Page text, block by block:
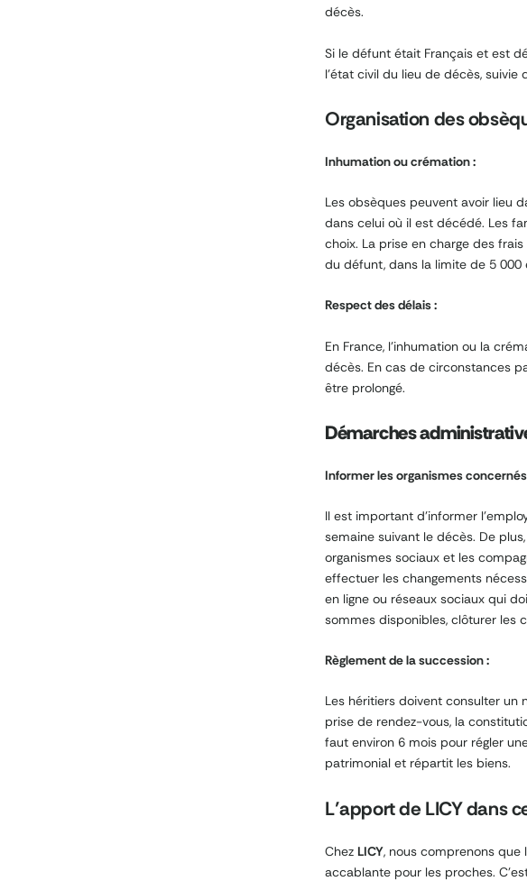
décès.
Si le défunt était Français et est
l’état civil du lieu de décès, suivie
Organisation des
Inhumation ou crémation :
Les obsèques peuvent avoir lieu
dans celui où il est décédé. Les
choix. La prise en charge des
du défunt, dans la limite de 5 000
Respect des délais :
En France, l’inhumation ou la
décès. En cas de circonstances
être prolongé.
Démarches
Informer les organismes
Il est important d’informer
semaine suivant le décès. De
organismes sociaux et les
effectuer les changements
en ligne ou réseaux sociaux qui
sommes disponibles, clôturer les
Règlement de la succession :
Les héritiers doivent consulter un
prise de rendez-vous, la
faut environ 6 mois pour régler
patrimonial et répartit les biens.
L’apport de LICY dans
ChezLICY, nous comprenons
accablante pour les proches.